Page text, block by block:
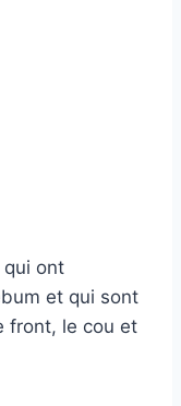
qui ont
et qui sont
front, le cou et